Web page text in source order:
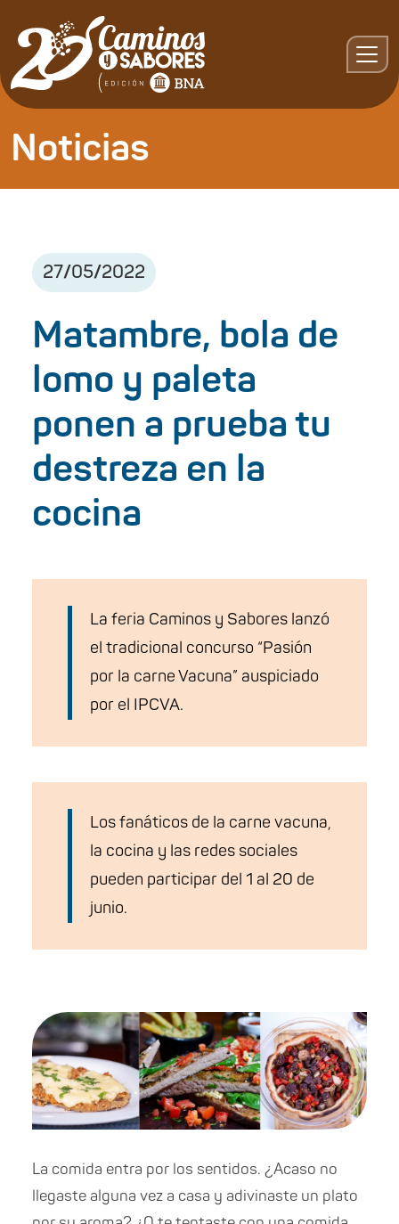
Noticias
27/05/2022
Matambre, bola de
lomo y paleta
ponen a prueba tu
destreza en la
cocina
La feria Caminos y Sabores lanzó
el tradicional concurso “Pasión
por la carne Vacuna” auspiciado
por el IPCVA.
Los fanáticos de la carne vacuna,
la cocina y las redes sociales
pueden participar del 1 al 20 de
junio.
La comida entra por los sentidos. ¿Acaso no
llegaste alguna vez a casa y adivinaste un plato